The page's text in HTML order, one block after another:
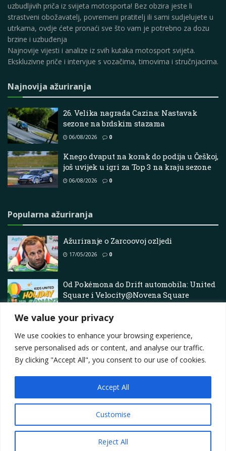
We value your privacy
We use cookies to enhance your browsing experience,
serve personalised ads or content, and analyse our traffic.
By clicking "Accept All", you consent to our use of cookies.
Customise
Reject All
Accept All
uzbudljivih priča iz svijeta motosporta! Bez obzira jeste li
strastveni obožavatelj, povremeni pratitelj ili sami sudjelujete u
utrkama, ovdje ćete pronaći sve što vam je potrebno za dozu
brzine i uzbuđenja
Najnovije vijesti i analize iz svih kutaka motosport svijeta.
Ekskluzivne priče i intervjue s vozačima, timovima i stručnjacima.
Najnovija ažuriranja
26. Velika nagrada Cazina: Nastavak
sezone na brdskim stazama
06/08/2026 0
Knego dvaput na korak do podija u Češkoj,
još uvijek u igri za Top 3 na kraju sezone
06/08/2026 0
Popularna ažuriranja
Ažuriranje o Zarcoovoj ozljedi
17/05/2026 0
Od Pokémona do Drift automobila: United
Square i Velocity@Novena Square
pripremaju se za ožujske školske
praznike puni akcije
Contact
Privacy Policy
Terms Marketing i oglašavanje